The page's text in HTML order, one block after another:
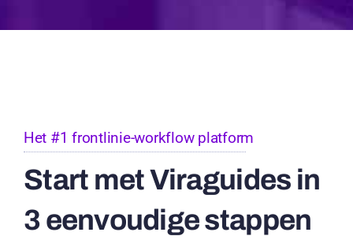
Het #1 frontlinie-workflow platform
Start met Viraguides in
3 eenvoudige stappen